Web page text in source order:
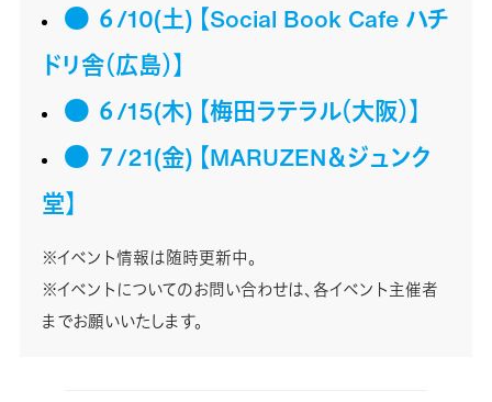
● ６/10(土) 【Social Book Cafe ハチ
ドリ舎（広島）】
● ６/15(木) 【梅田ラテラル（大阪）】
● ７/21(金) 【MARUZEN＆ジュンク
堂】
※イベント情報は随時更新中。
※イベントについてのお問い合わせは、各イベント主催者
までお願いいたします。